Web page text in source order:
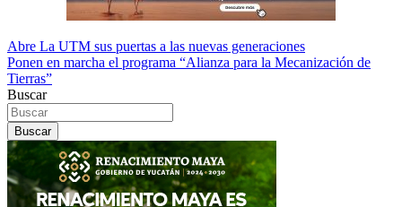
Navegación
de
entradas
Abre La UTM sus puertas a las nuevas generaciones
Ponen en marcha el programa “Alianza para la Mecanización de
Tierras”
Buscar
Buscar